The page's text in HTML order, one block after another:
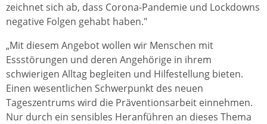
zeichnet sich ab, dass Corona-Pandemie und Lockdowns
negative Folgen gehabt haben."
„Mit diesem Angebot wollen wir Menschen mit
Essstörungen und deren Angehörige in ihrem
schwierigen Alltag begleiten und Hilfestellung bieten.
Einen wesentlichen Schwerpunkt des neuen
Tageszentrums wird die Präventionsarbeit einnehmen.
Nur durch ein sensibles Heranführen an dieses Thema